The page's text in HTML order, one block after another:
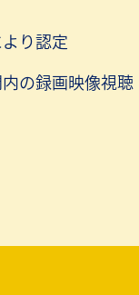
り認定
の録画映像視